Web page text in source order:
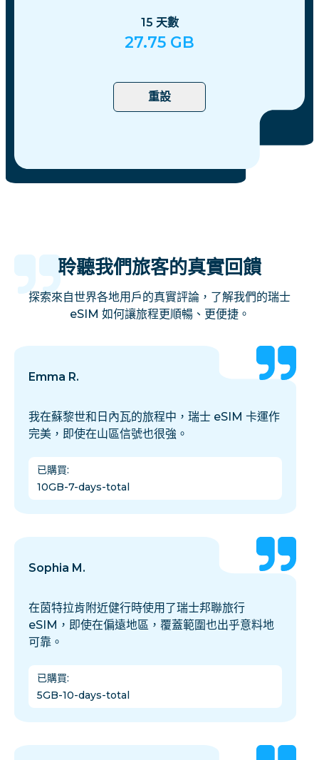
15 天數
27.75 GB
重設
聆聽我們旅客的真實回饋
探索來自世界各地用戶的真實評論，了解我們的瑞士
eSIM 如何讓旅程更順暢、更便捷。
Emma R.
我在蘇黎世和日內瓦的旅程中，瑞士 eSIM 卡運作
完美，即使在山區信號也很強。
已購買:
10GB-7-days-total
Sophia M.
在茵特拉肯附近健行時使用了瑞士邦聯旅行
eSIM，即使在偏遠地區，覆蓋範圍也出乎意料地
可靠。
已購買:
5GB-10-days-total